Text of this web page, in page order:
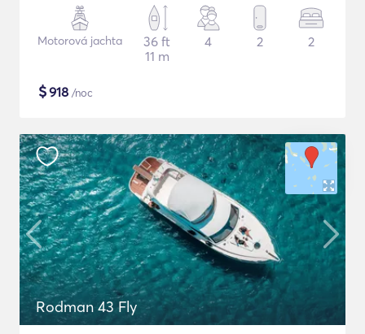
Motorová jachta
36 ft
11 m
4 2 2
$918 /noc
Rodman 43 Fly